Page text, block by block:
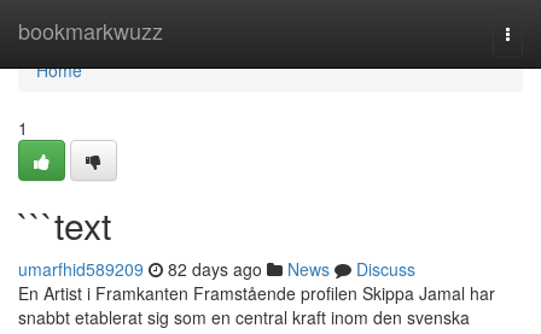
bookmarkwuzz
Home
Home
1
```text
umarfhid589209 82 days ago News
Discuss
En Artist i Framkanten Framstående profilen Skippa Jamal har
snabbt etablerat sig som en central kraft inom den svenska